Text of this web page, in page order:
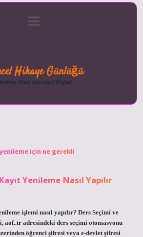
menüyü
aç
Hikaye Günlüğü
ilham alan neşeli bilgiler!
için ne gerekli
Yenileme Nasıl Yapılır
işlemi nasıl yapılır? Ders Seçimi ve
aof..tr adresindeki ders seçimi otomasyonu
öğrenci şifresi veya e-devlet şifresi